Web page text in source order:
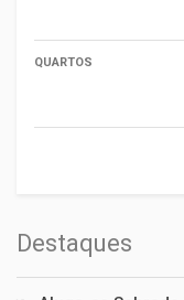
QUARTOS
Destaques